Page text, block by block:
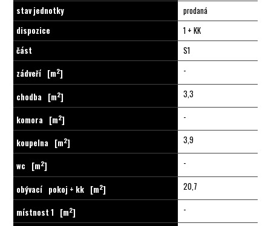
stav jednotky
prodaná
dispozice
1 + KK
část
S1
zádveří [m2] -
chodba [m2] 3,3
komora [m2] -
koupelna [m2] 3,9
wc [m2] -
obývací pokoj + kk [m2] 20,7
místnost 1 [m2] -